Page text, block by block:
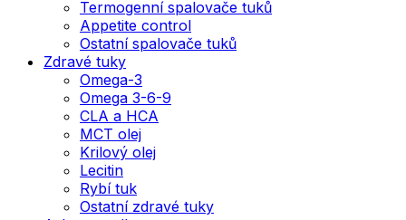
Termogenní spalovače tuků
Appetite control
Ostatní spalovače tuků
Zdravé tuky
Omega-3
Omega 3-6-9
CLA a HCA
MCT olej
Krilový olej
Lecitin
Rybí tuk
Ostatní zdravé tuky